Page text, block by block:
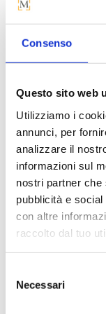
Consenso
Questo sito web
Utilizziamo i
annunci, per
analizzare il
informazioni sul
nostri partner che
pubblicità e
con altre
raccolto dal tuo
delNecessari
-18%
A partire da279€
-18%